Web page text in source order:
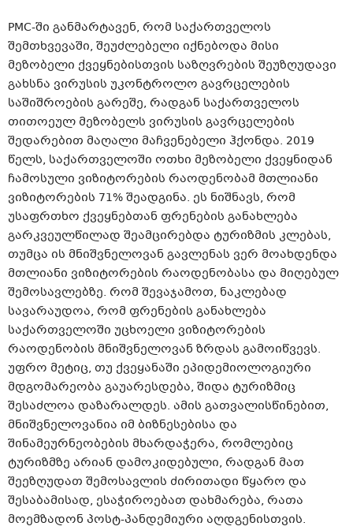
PMC-ში განმარტავენ, რომ საქართველოს
შემთხვევაში, შეუძლებელი იქნებოდა მისი
მეზობელი ქვეყნებისთვის საზღვრების შეუზღუდავი
გახსნა ვირუსის უკონტროლო გავრცელების
საშიშროების გარეშე, რადგან საქართველოს
თითოეულ მეზობელს ვირუსის გავრცელების
შედარებით მაღალი მაჩვენებელი ჰქონდა. 2019
წელს, საქართველოში ოთხი მეზობელი ქვეყნიდან
ჩამოსული ვიზიტორების რაოდენობამ მთლიანი
ვიზიტორების 71% შეადგინა. ეს ნიშნავს, რომ
უსაფრთხო ქვეყნებთან ფრენების განახლება
გარკვეულწილად შეამცირებდა ტურიზმის კლებას,
თუმცა ის მნიშვნელოვან გავლენას ვერ მოახდენდა
მთლიანი ვიზიტორების რაოდენობასა და მიღებულ
შემოსავლებზე. რომ შევაჯამოთ, ნაკლებად
სავარაუდოა, რომ ფრენების განახლება
საქართველოში უცხოელი ვიზიტორების
რაოდენობის მნიშვნელოვან ზრდას გამოიწვევს.
უფრო მეტიც, თუ ქვეყანაში ეპიდემიოლოგიური
მდგომარეობა გაუარესდება, შიდა ტურიზმიც
შესაძლოა დაზარალდეს. ამის გათვალისწინებით,
მნიშვნელოვანია იმ ბიზნესებისა და
შინამეურნეობების მხარდაჭერა, რომლებიც
ტურიზმზე არიან დამოკიდებული, რადგან მათ
შეეზღუდათ შემოსავლის ძირითადი წყარო და
შესაბამისად, ესაჭიროებათ დახმარება, რათა
მოემზადონ პოსტ-პანდემიური აღდგენისთვის.